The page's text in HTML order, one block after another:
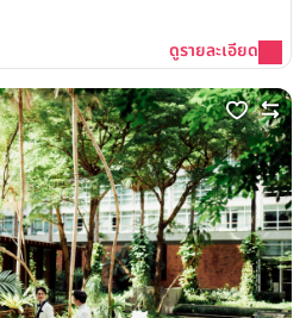
ดูรายละเอียด